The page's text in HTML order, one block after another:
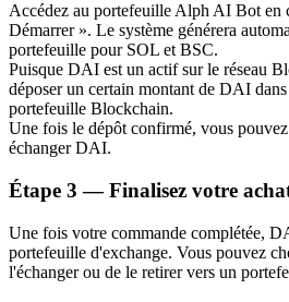
Apprenez le Staking
Accédez au portefeuille Alph AI Bot en
Démarrer ». Le système générera
portefeuille pour SOL et BSC.
Puisque DAI est un actif sur le réseau
déposer un certain montant de DAI
portefeuille Blockchain.
Une fois le dépôt confirmé, vous
échanger DAI.
Étape 3 —Finalisez votre
Une fois votre commande complétée,
portefeuille d'exchange. Vous pouvez
l'échanger ou de le retirer vers un